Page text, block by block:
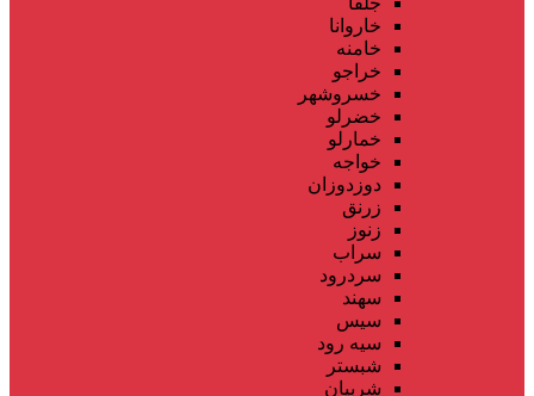
خاروانا
خامنه
خراجو
خسروشهر
خضرلو
خمارلو
خواجه
دوزدوزان
زرنق
زنوز
سراب
سردرود
سهند
سیس
سیه رود
شبستر
شربیان